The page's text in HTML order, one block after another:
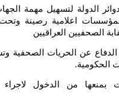
مهمة الجهات الاعلامية
رصينة وتحت ظل هيئة
العراقيين
الحريات الصحفية وتسهيل مهمة
.
الدخول لاجراء التحقيقات